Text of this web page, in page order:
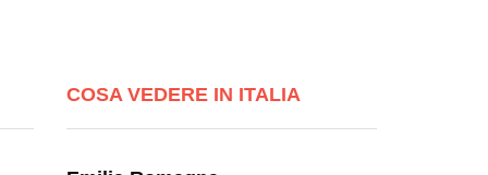
COSA VEDERE IN ITALIA